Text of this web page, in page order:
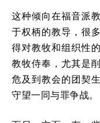
这种倾向在福音派
于权柄的教导，很
得对教牧和组织性
教牧侍奉，尤其是
危及到教会的团契
守望一同与罪争战。